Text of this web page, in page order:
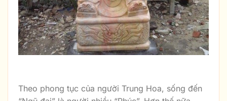
Theo phong tục của người Trung Hoa, sống đến